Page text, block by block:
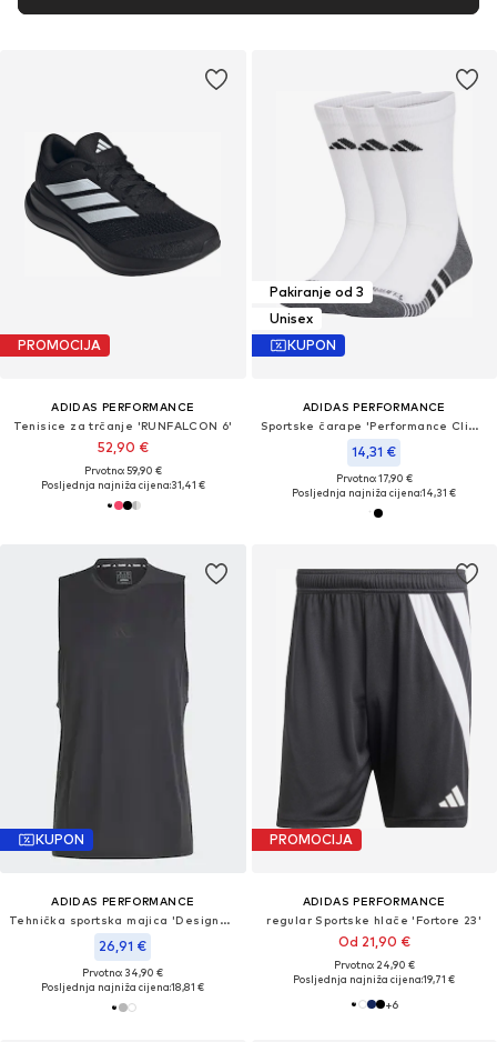
PROMOCIJA
ADIDAS PERFORMANCE
Tenisice za trčanje 'RUNFALCON 6'
52,90 €
Prvotno: 59,90 €
Posljednja najniža cijena:31,41 €
Pakiranje od 3
Unisex
KUPON
ADIDAS PERFORMANCE
Sportske čarape 'Performance Climacool'
14,31 €
Prvotno: 17,90 €
Posljednja najniža cijena:14,31 €
KUPON
ADIDAS PERFORMANCE
Tehnička sportska majica 'Designed for Training'
26,91 €
Prvotno: 34,90 €
Posljednja najniža cijena:18,81 €
PROMOCIJA
ADIDAS PERFORMANCE
regular Sportske hlače 'Fortore 23'
Od 21,90 €
Prvotno: 24,90 €
Posljednja najniža cijena:19,71 €
+6